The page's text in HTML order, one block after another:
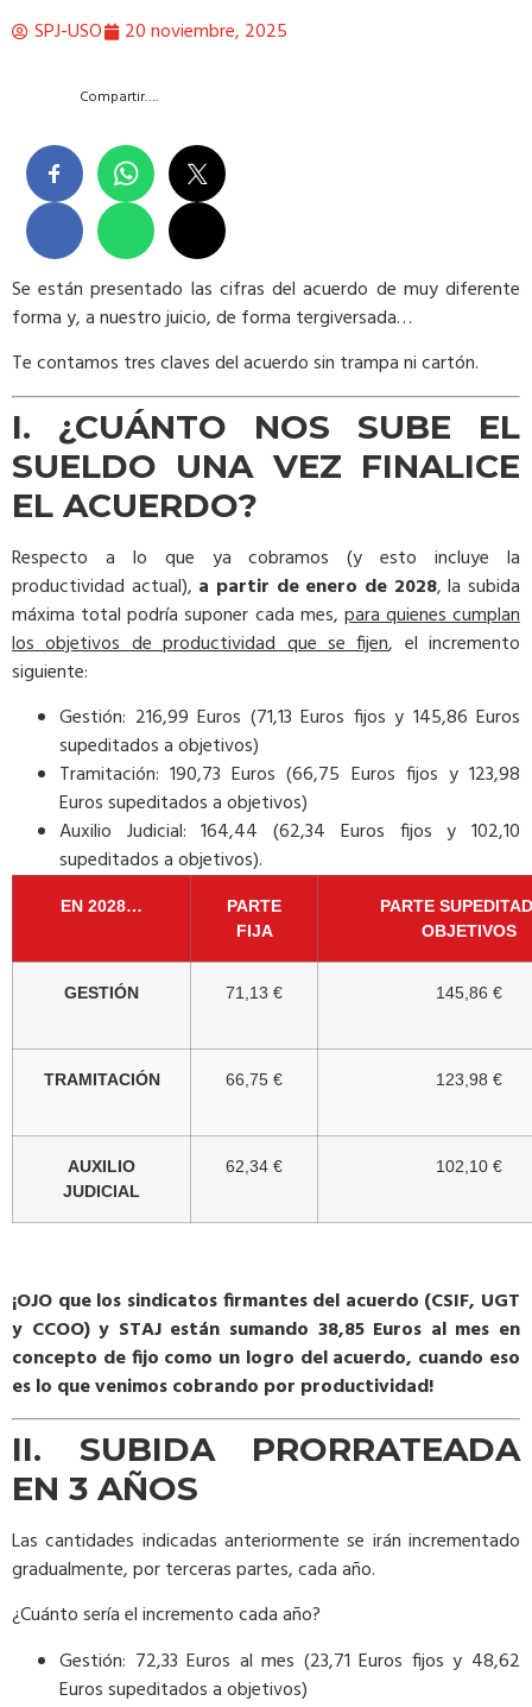
SPJ-USO 20 noviembre, 2025
Compartir….
Se están presentado las cifras del acuerdo de muy diferente
forma y, a nuestro juicio, de forma tergiversada…
Te contamos tres claves del acuerdo sin trampa ni cartón.
I. ¿CUÁNTO NOS SUBE EL
SUELDO UNA VEZ FINALICE
EL ACUERDO?
Respecto a lo que ya cobramos (y esto incluye la
productividad actual), a partir de enero de 2028, la subida
máxima total podría suponer cada mes, para quienes cumplan
los objetivos de productividad que se fijen, el incremento
siguiente:
Gestión: 216,99 Euros (71,13 Euros fijos y 145,86 Euros
supeditados a objetivos)
Tramitación: 190,73 Euros (66,75 Euros fijos y 123,98
Euros supeditados a objetivos)
Auxilio Judicial: 164,44 (62,34 Euros fijos y 102,10
supeditados a objetivos).
EN 2028…
PARTE
FIJA
PARTE
OBJETIVOS
GESTIÓN 71,13 € 145,86 €
TRAMITACIÓN 66,75 € 123,98 €
AUXILIO
JUDICIAL
62,34 € 102,10 €
¡OJO que los sindicatos firmantes del acuerdo (CSIF, UGT
y CCOO) y STAJ están sumando 38,85 Euros al mes en
concepto de fijo como un logro del acuerdo, cuando eso
es lo que venimos cobrando por productividad!
II. SUBIDA PRORRATEADA
EN 3 AÑOS
Las cantidades indicadas anteriormente se irán incrementado
gradualmente, por terceras partes, cada año.
¿Cuánto sería el incremento cada año?
Gestión: 72,33 Euros al mes (23,71 Euros fijos y 48,62
Euros supeditados a objetivos)